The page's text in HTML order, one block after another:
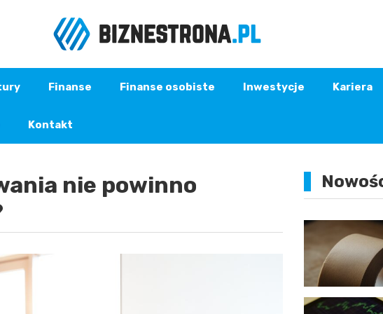
Finanse Finanse osobiste Inwestycje Kariera
Kontakt
nie powinno